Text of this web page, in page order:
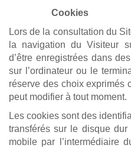
Cookies
Lors de la consultation du
la navigation du Visiteur
d’être enregistrées dans
sur l’ordinateur ou le
réserve des choix exprimés
peut modifier à tout moment.
Les cookies sont des
transférés sur le disque dur
mobile par l’intermédiaire